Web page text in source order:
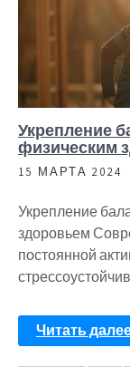
Укрепление
физическим
15 МАРТА 2024
Укрепление
здоровьем
постоянной
Читать